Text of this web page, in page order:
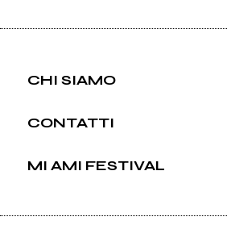
CHI SIAMO
CONTATTI
MI AMI FESTIVAL